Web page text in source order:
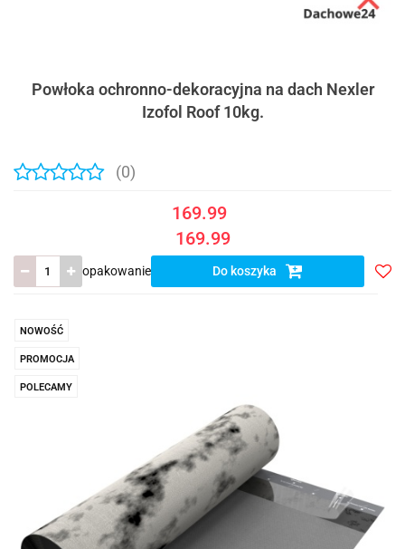
Powłoka ochronno-dekoracyjna na dach Nexler
Izofol Roof 10kg.
(0)
169.99
169.99
opakowanie Do koszyka
NOWOŚĆ
PROMOCJA
POLECAMY